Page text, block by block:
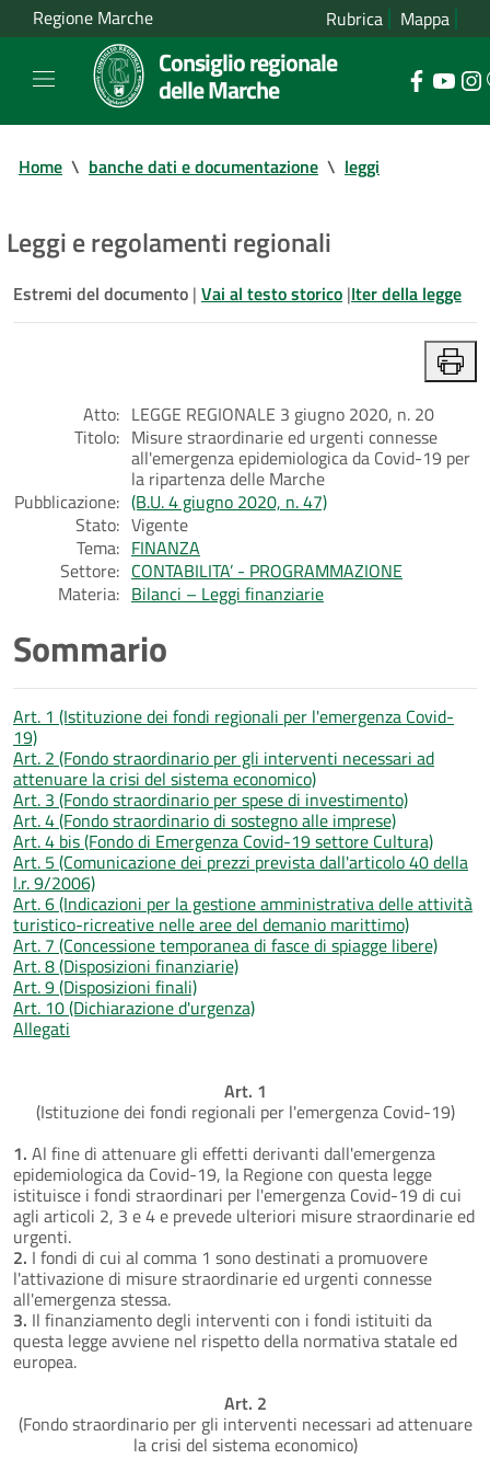
Regione Marche Rubrica Mappa
Consiglio regionale
delle Marche
Home \ banche dati e documentazione \ leggi
Leggi e regolamenti regionali
Estremi del documento | Vai al testo storico |Iter della legge
Atto: LEGGE REGIONALE 3 giugno 2020, n. 20
Titolo: Misure straordinarie ed urgenti connesse
all'emergenza epidemiologica da Covid-19 per
la ripartenza delle Marche
Pubblicazione: (B.U. 4 giugno 2020, n. 47)
Stato: Vigente
Tema: FINANZA
Settore: CONTABILITA’ - PROGRAMMAZIONE
Materia: Bilanci – Leggi finanziarie
Sommario
Art. 1 (Istituzione dei fondi regionali per l'emergenza Covid-
19)
Art. 2 (Fondo straordinario per gli interventi necessari ad
attenuare la crisi del sistema economico)
Art. 3 (Fondo straordinario per spese di investimento)
Art. 4 (Fondo straordinario di sostegno alle imprese)
Art. 4 bis (Fondo di Emergenza Covid-19 settore Cultura)
Art. 5 (Comunicazione dei prezzi prevista dall'articolo 40 della
l.r. 9/2006)
Art. 6 (Indicazioni per la gestione amministrativa delle attività
turistico-ricreative nelle aree del demanio marittimo)
Art. 7 (Concessione temporanea di fasce di spiagge libere)
Art. 8 (Disposizioni finanziarie)
Art. 9 (Disposizioni finali)
Art. 10 (Dichiarazione d'urgenza)
Allegati
Art. 1
(Istituzione dei fondi regionali per l'emergenza Covid-19)
1. Al fine di attenuare gli effetti derivanti dall'emergenza
epidemiologica da Covid-19, la Regione con questa legge
istituisce i fondi straordinari per l'emergenza Covid-19 di cui
agli articoli 2, 3 e 4 e prevede ulteriori misure straordinarie ed
urgenti.
2. I fondi di cui al comma 1 sono destinati a promuovere
l'attivazione di misure straordinarie ed urgenti connesse
all'emergenza stessa.
3. Il finanziamento degli interventi con i fondi istituiti da
questa legge avviene nel rispetto della normativa statale ed
europea.
Art. 2
(Fondo straordinario per gli interventi necessari ad attenuare
la crisi del sistema economico)